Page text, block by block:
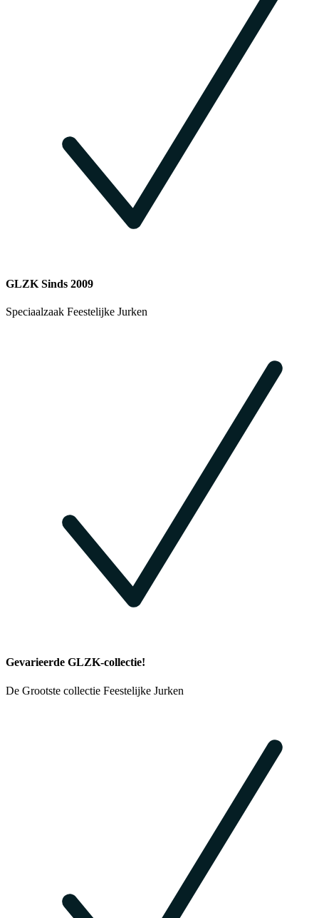
GLZK Sinds 2009
Speciaalzaak Feestelijke Jurken
Gevarieerde GLZK-collectie!
De Grootste collectie Feestelijke Jurken